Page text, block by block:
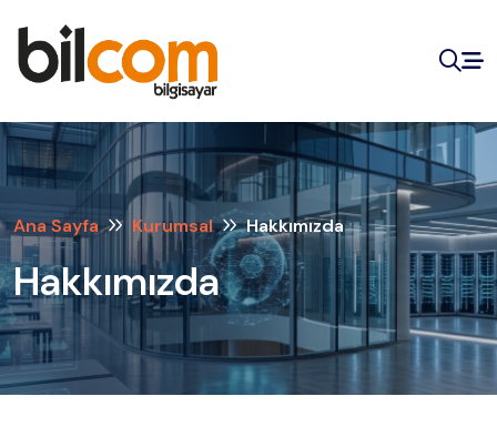
Ana Sayfa Kurumsal Hakkımızda
Hakkımızda